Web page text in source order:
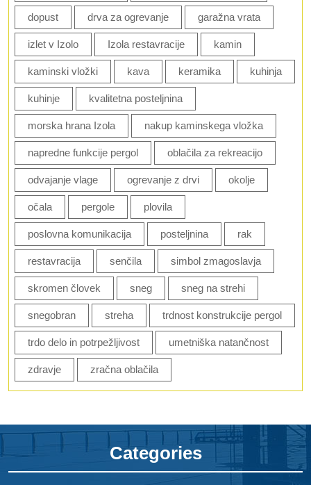
dopust drva za ogrevanje garažna vrata
izlet v Izolo Izola restavracije kamin
kaminski vložki kava keramika kuhinja
kuhinje kvalitetna posteljnina
morska hrana Izola nakup kaminskega vložka
napredne funkcije pergol oblačila za rekreacijo
odvajanje vlage ogrevanje z drvi okolje
očala pergole plovila
poslovna komunikacija posteljnina rak
restavracija senčila simbol zmagoslavja
skromen človek sneg sneg na strehi
snegobran streha trdnost konstrukcije pergol
trdo delo in potrpežljivost umetniška natančnost
zdravje zračna oblačila
Categories